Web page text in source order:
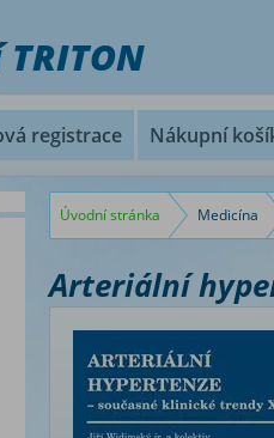
registrace Nákupní
Úvodní stránka Medicína
Arteriální